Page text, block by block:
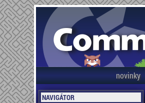
novinky
NAVIGÁTOR